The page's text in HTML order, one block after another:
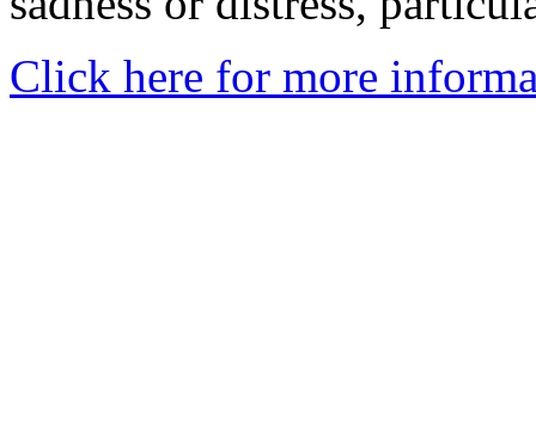
Click here for more